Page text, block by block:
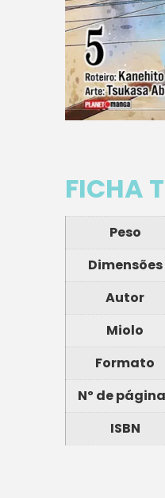
FICHA
Peso
Dimensões
Autor
Miolo
Formato
Nº de
ISBN